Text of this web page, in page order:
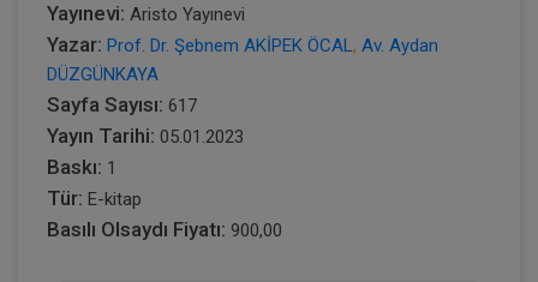
Yayınevi: Aristo Yayınevi
Yazar: Prof. Dr. Şebnem AKİPEK ÖCAL, Av. Aydan
DÜZGÜNKAYA
Sayfa Sayısı: 617
Yayın Tarihi: 05.01.2023
Baskı: 1
Tür: E-kitap
Basılı Olsaydı Fiyatı: 900,00